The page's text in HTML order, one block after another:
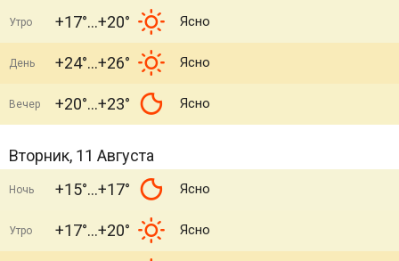
Утро +17° +20° Ясно
День +24° +26° Ясно
Вечер +20° +23° Ясно
Вторник, 11 Августа
Ночь +15° +17° Ясно
Утро +17° +20° Ясно